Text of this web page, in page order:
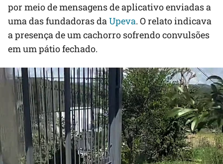
por meio de mensagens de aplicativo enviadas a
uma das fundadoras daUpeva. O relato indicava
a presença de um cachorro sofrendo convulsões
em um pátio fechado.